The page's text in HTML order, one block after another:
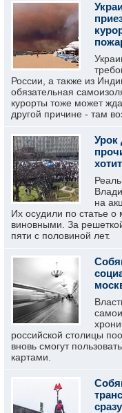
России, а также из
обязательная
курорты тоже может
другой причине - там
Урок
на
Их осудили по статье
виновными. За
пяти с половиной лет.
российской столицы
вновь смогут
картами.